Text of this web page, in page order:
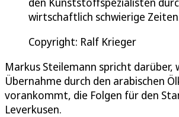
wirtschaftlich schwierige
Copyright: Ralf Krieger
Markus Steilemann spricht darüber,
Übernahme durch den arabischen
vorankommt, die Folgen für den
Leverkusen.